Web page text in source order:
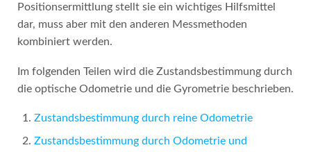
Positionsermittlung stellt sie ein wichtiges Hilfsmittel
dar, muss aber mit den anderen Messmethoden
kombiniert werden.
Im folgenden Teilen wird die Zustandsbestimmung durch
die optische Odometrie und die Gyrometrie beschrieben.
Zustandsbestimmung durch reine Odometrie
Zustandsbestimmung durch Odometrie und